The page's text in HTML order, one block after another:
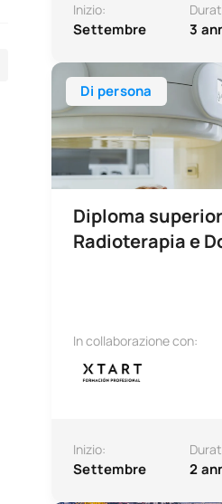
Inizio:
Settembre 3
Di persona
Diploma
Radioterapia e
In collaborazione con:
Inizio:
Settembre 2
Diploma superiore in